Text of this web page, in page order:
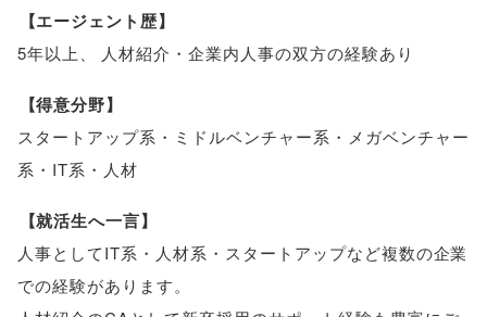
【エージェント歴】
5年以上 人材紹介・企業内人事の双方の経験あり
【得意分野】
スタートアップ系・ミドルベンチャー系・メガベンチャー
系・IT系・人材
【就活生へ一言】
人事としてIT系・人材系・スタートアップなど複数の企業
での経験があります。